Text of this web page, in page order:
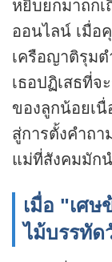
หยิบยกมาถกเ
ออนไลน์ เมื่อ
เครือญาติรุมต
เธอปฏิเสธที่จ
ของลูกน้อยเ
สู่การตั้งคำถ
แม่ที่สังคมมัก
เมื่อ "เศษ
ไม้บรรทัด